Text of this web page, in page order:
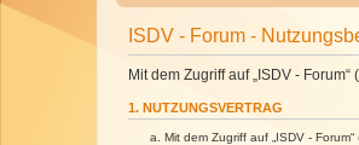
ISDV - Forum -
Mit dem Zugriff auf „ISDV -
1. NUTZUNGSVERTRAG
Mit dem Zugriff auf „ISDV -